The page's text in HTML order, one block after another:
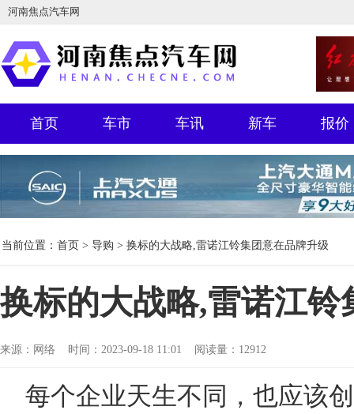
河南焦点汽车网
首页 车市 车讯 新车 报价
当前位置： 首页 > 导购 > 换标的大战略,雷诺江铃集团意在品牌升级
换标的大战略,雷诺江铃
来源：网络 时间：2023-09-18 11:01 阅读量：12912
每个企业天生不同，也应该